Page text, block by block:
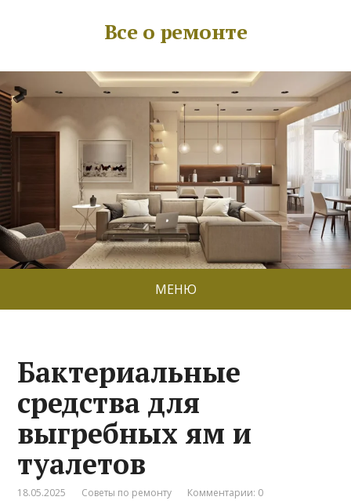
Все о ремонте
МЕНЮ
Бактериальные
средства для
выгребных ям и
туалетов
18.05.2025 Советы по ремонту Комментарии: 0